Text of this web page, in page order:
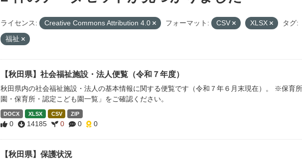
ライセンス: Creative Commons Attribution 4.0 フォーマット: CSV XLSX
タグ:
福祉
【秋田県】社会福祉施設・法人便覧（令和７年度）
秋田県内の社会福祉施設・法人の基本情報に関する便覧です（令和７年６月末現在）。 ※保育
園・保育所・認定こども園一覧」をご確認ください。
DOCX XLSX CSV ZIP
0 14185 0 0 0
【秋田県】保護状況